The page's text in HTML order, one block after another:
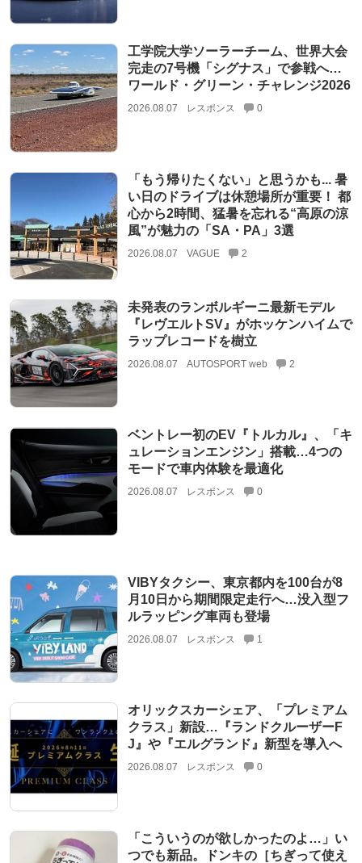
工学院大学ソーラーチーム、世界大会
完走の7号機「シグナス」で参戦へ…
ワールド・グリーン・チャレンジ2026
2026.08.07 レスポンス 0
「もう帰りたくない」と思うかも... 暑
い日のドライブは休憩場所が重要！ 都
心から2時間、猛暑を忘れる“高原の涼
風”が魅力の「SA・PA」3選
2026.08.07 VAGUE 2
未発表のランボルギーニ最新モデル
『レヴエルトSV』がホッケンハイムで
ラップレコードを樹立
2026.08.07 AUTOSPORT web 2
ベントレー初のEV『トルカル』、「キ
ュレーションエンジン」搭載…4つの
モードで車内体験を最適化
2026.08.07 レスポンス 0
VIBYタクシー、東京都内を100台が8
月10日から期間限定走行へ…没入型フ
ルラッピング車両も登場
2026.08.07 レスポンス 1
オリックスカーシェア、「プレミアム
クラス」新設…『ランドクルーザーF
J』や『エルグランド』新型を導入へ
2026.08.07 レスポンス 0
「こういうのが欲しかったのよ…」い
つでも新品。ドンキの［ちぎって使え